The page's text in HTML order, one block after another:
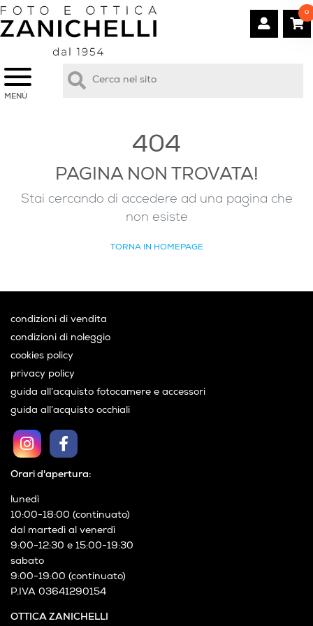
MENÙ
0
404
PAGINA NON TROVATA!
Stai cercando di accedere ad una pagina che
non esiste
TORNA IN HOMEPAGE
OTTICA ZANICHELLI
Orari d'apertura:
lunedì
10:00-18:00 (continuato)
dal martedì al venerdì
9:00-12:30 e 15:00-19:30
sabato
9:00-19:00 (continuato)
P.IVA 03641290154
condizioni di vendita
condizioni di noleggio
cookies policy
privacy policy
guida all’acquisto fotocamere e accessori
guida all’acquisto occhiali